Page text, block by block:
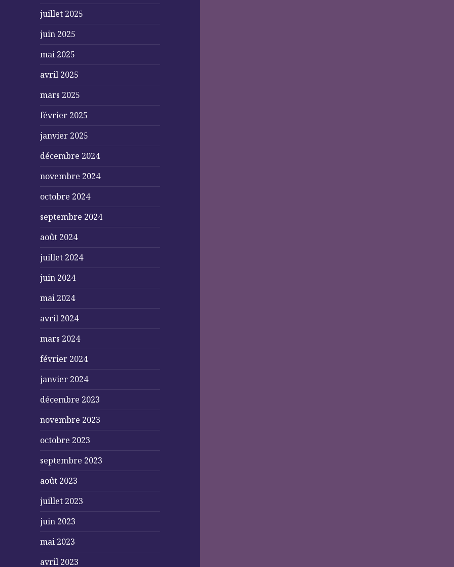
juillet 2025
juin 2025
mai 2025
avril 2025
mars 2025
février 2025
janvier 2025
décembre 2024
novembre 2024
octobre 2024
septembre 2024
août 2024
juillet 2024
juin 2024
mai 2024
avril 2024
mars 2024
février 2024
janvier 2024
décembre 2023
novembre 2023
octobre 2023
septembre 2023
août 2023
juillet 2023
juin 2023
mai 2023
avril 2023